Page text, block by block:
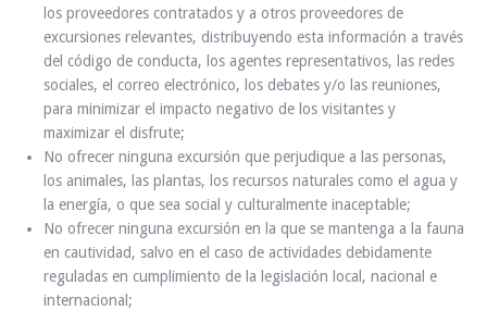
los proveedores contratados y a otros proveedores de
excursiones relevantes, distribuyendo esta información a través
del código de conducta, los agentes representativos, las redes
sociales, el correo electrónico, los debates y/o las reuniones,
para minimizar el impacto negativo de los visitantes y
maximizar el disfrute;
No ofrecer ninguna excursión que perjudique a las personas,
los animales, las plantas, los recursos naturales como el agua y
la energía, o que sea social y culturalmente inaceptable;
No ofrecer ninguna excursión en la que se mantenga a la fauna
en cautividad, salvo en el caso de actividades debidamente
reguladas en cumplimiento de la legislación local, nacional e
internacional;